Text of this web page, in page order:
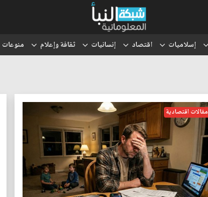
إسلاميات اقتصاد إنسانيات ثقافة وإعلام منوعات
مقالات اقتصادية